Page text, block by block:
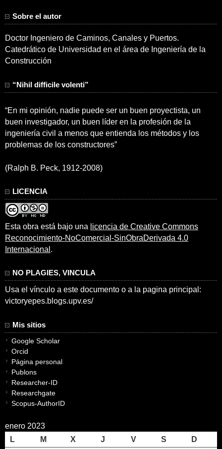
Sobre el autor
Doctor Ingeniero de Caminos, Canales y Puertos.
Catedrático de Universidad en el área de Ingeniería de la
Construcción
“Nihil difficile volenti”
“En mi opinión, nadie puede ser un buen proyectista, un
buen investigador, un buen líder en la profesión de la
ingeniería civil a menos que entienda los métodos y los
problemas de los constructores”
(Ralph B. Peck, 1912-2008)
LICENCIA
Esta obra está bajo una licencia de Creative Commons
Reconocimiento-NoComercial-SinObraDerivada 4.0
Internacional .
NO PLAGIES, VINCULA
Usa el vínculo a este documento o a la pagina principal:
victoryepes.blogs.upv.es/
Mis sitios
Google Scholar
Orcid
Página personal
Publons
Researcher-ID
Researchgate
Scopus-AuthorID
enero 2023
L
M X J V S
D